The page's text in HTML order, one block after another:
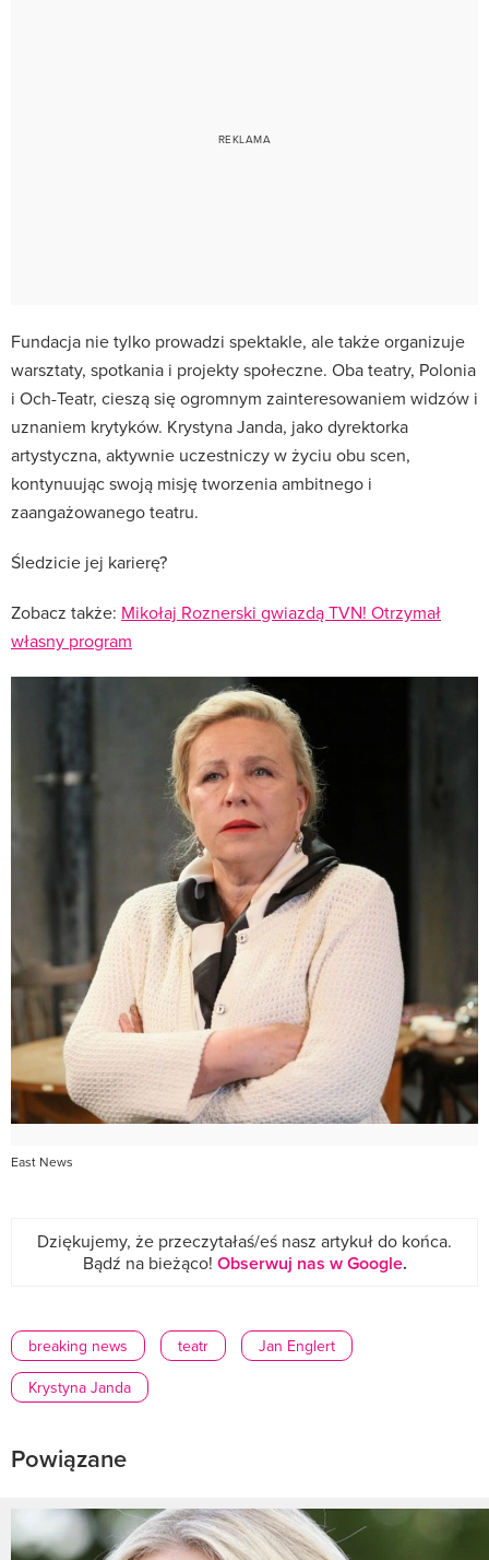
Fundacja nie tylko prowadzi spektakle, ale także organizuje
warsztaty, spotkania i projekty społeczne. Oba teatry, Polonia
i Och-Teatr, cieszą się ogromnym zainteresowaniem widzów i
uznaniem krytyków. Krystyna Janda, jako dyrektorka
artystyczna, aktywnie uczestniczy w życiu obu scen,
kontynuując swoją misję tworzenia ambitnego i
zaangażowanego teatru.
Śledzicie jej karierę?
Zobacz także: Mikołaj Roznerski gwiazdą TVN! Otrzymał
własny program
East News
Dziękujemy, że przeczytałaś/eś nasz artykuł do końca.
Bądź na bieżąco! Obserwuj nas w Google.
breaking news teatr
Jan Englert
Krystyna Janda
Powiązane